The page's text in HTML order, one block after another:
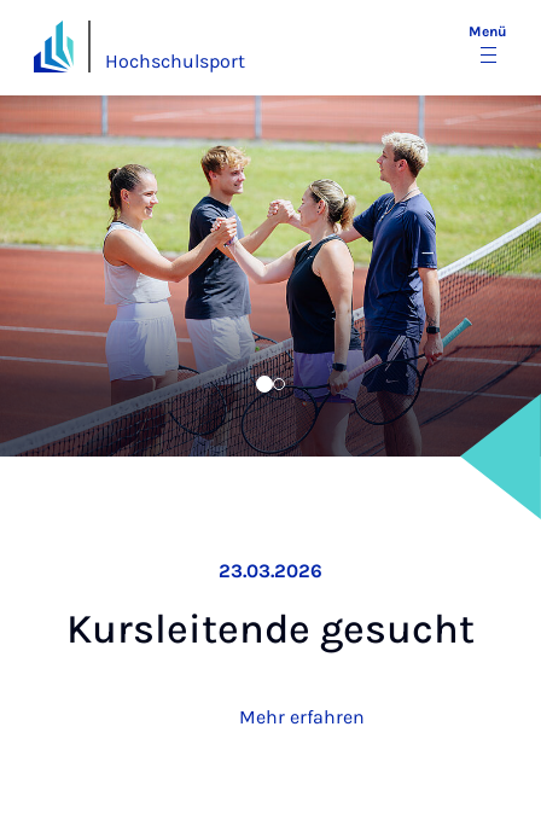
Hochschulsport
Menü
23.03.2026
Kurs­lei­ten­de ge­sucht
Mehr erfahren